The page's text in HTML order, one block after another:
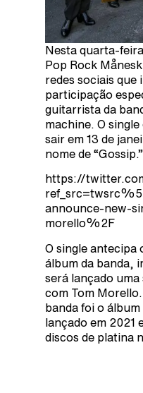
Nesta quarta-
Pop Rock
redes sociais que
participação
guitarrista da
machine. O
sair em 13 de
nome de “Gossip.”
https://
announce-new-
morello%2F
O single antecipa
álbum da banda,
será lançado uma
com Tom
banda foi o álbum
lançado em 2021
discos de platina